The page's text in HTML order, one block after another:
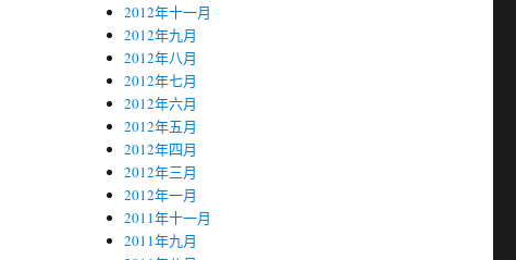
2012年十一月
2012年九月
2012年八月
2012年七月
2012年六月
2012年五月
2012年四月
2012年三月
2012年一月
2011年十一月
2011年九月